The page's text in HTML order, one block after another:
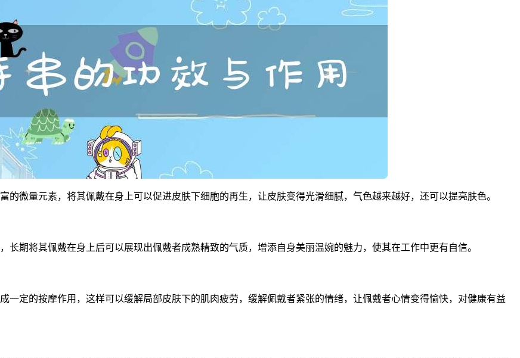
微量元素，将其佩戴在身上可以促进皮肤下细胞的再生，让皮肤变得光滑细腻，气色越来越好，还可以提亮肤色。
长期将其佩戴在身上后可以展现出佩戴者成熟精致的气质，增添自身美丽温婉的魅力，使其在工作中更有自信。
一定的按摩作用，这样可以缓解局部皮肤下的肌肉疲劳，缓解佩戴者紧张的情绪，让佩戴者心情变得愉快，对健康有益